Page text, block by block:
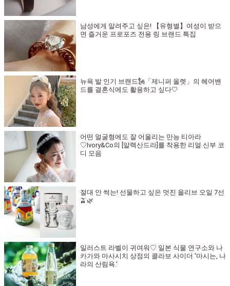
남성에게 알려주고 싶은! 【유형별】여성이 받으
면 즐거운 프로포즈 전용 링 브랜드 특집
뉴욕 발 인기 브랜드🗽「제니퍼 올렛」의 헤어밴
드를 결혼식에도 활용하고 싶다🤍
어떤 얼굴형에도 잘 어울리는 만능 티아라
♡Ivory&Co의 [알렉산드라]를 착용한 리얼 신부 코
디 모음
절대 안 썩는! 선물하고 싶은 멋진 올리브 오일 7선
🫒🌿
일러스트 라벨이 귀여워♡ 일본 식물 연구소와 나
카가와 마사시치 상점의 콜라보 사이더 '마시는, 나
라의 산림욕.'